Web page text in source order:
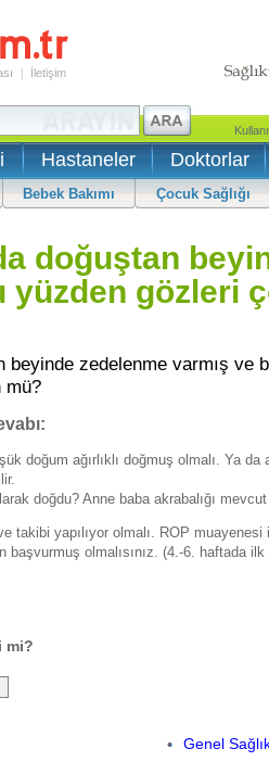
| İletişim
Hastaneler Doktorlar
Bebek Bakımı Çocuk Sağlığı
doğuştan
yüzden gözleri
beyinde zedelenme varmış
mü?
doğum ağırlıklı doğmuş olmalı. Ya
doğdu? Anne baba akrabalığı
takibi yapılıyor olmalı. ROP
başvurmuş olmalısınız. (4.-6. haftada ilk
mi?
Genel